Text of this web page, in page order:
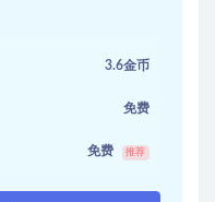
3.6金币
免费
免费 推荐